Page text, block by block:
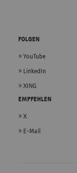
FOLGEN
YouTube
LinkedIn
XING
EMPFEHLEN
X
E-Mail